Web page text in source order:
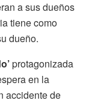
a sus dueños
tiene como
dueño.
protagonizada
en la
accidente de